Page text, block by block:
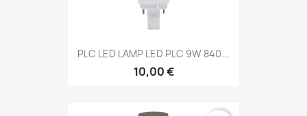
PLC LED LAMP LED PLC 9W 840...
10,00 €